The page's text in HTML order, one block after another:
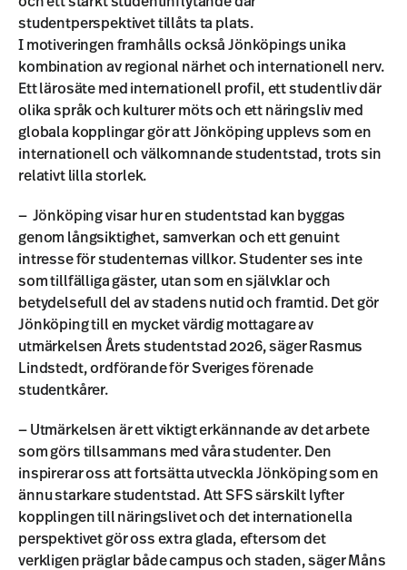
studentperspektivet tillåts ta plats.
I motiveringen framhålls också Jönköpings unika
kombination av regional närhet och internationell nerv.
Ett lärosäte med internationell profil, ett studentliv där
olika språk och kulturer möts och ett näringsliv med
globala kopplingar gör att Jönköping upplevs som en
internationell och välkomnande studentstad, trots sin
relativt lilla storlek.
— Jönköping visar hur en studentstad kan byggas
genom långsiktighet, samverkan och ett genuint
intresse för studenternas villkor. Studenter ses inte
som tillfälliga gäster, utan som en självklar och
betydelsefull del av stadens nutid och framtid. Det gör
Jönköping till en mycket värdig mottagare av
utmärkelsen Årets studentstad 2026, säger Rasmus
Lindstedt, ordförande för Sveriges förenade
studentkårer.
— Utmärkelsen är ett viktigt erkännande av det arbete
som görs tillsammans med våra studenter. Den
inspirerar oss att fortsätta utveckla Jönköping som en
ännu starkare studentstad. Att SFS särskilt lyfter
kopplingen till näringslivet och det internationella
perspektivet gör oss extra glada, eftersom det
verkligen präglar både campus och staden, säger Måns